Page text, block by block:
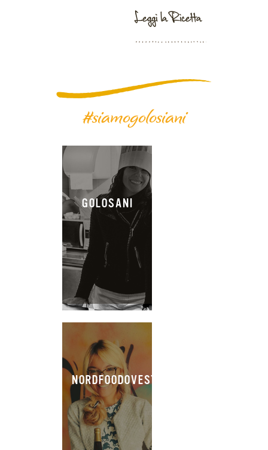
Leggi la Ricetta
#siamogolosiani
GOLOSANI
NORDFOODOVESTEST